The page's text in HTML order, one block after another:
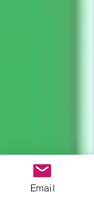
Email